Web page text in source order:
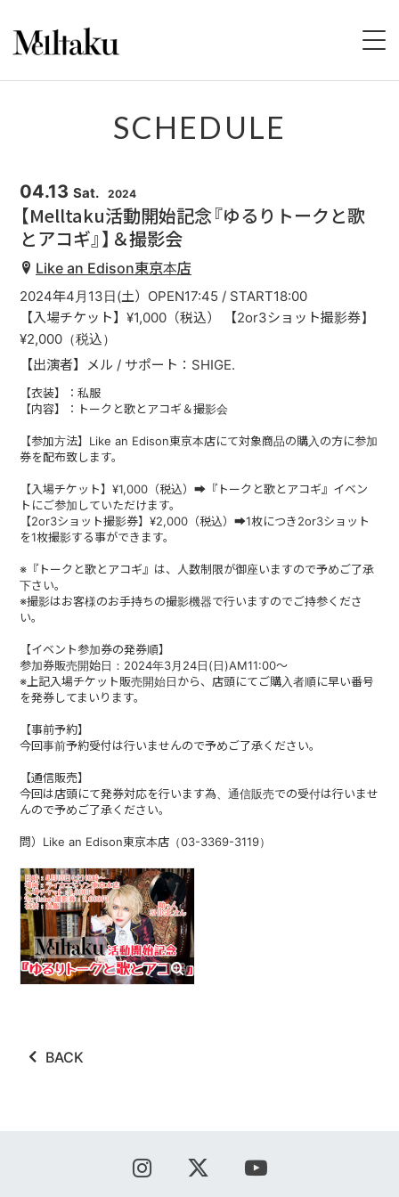
DISCOGRAPHY
VIDEO
SCHEDULE
04.13 Sat. 2024
【Melltaku活動開始記念『ゆるりトークと歌
とアコギ』】＆撮影会
Like an Edison東京本店
2024年4月13日(土）OPEN17:45 / START18:00
【入場チケット】¥1,000（税込） 【2or3ショット撮影券】
¥2,000（税込）
【出演者】メル / サポート：SHIGE.
【衣装】：私服
【内容】：トークと歌とアコギ＆撮影会
【参加方法】Like an Edison東京本店にて対象商品の購入の方に参加
券を配布致します。
【入場チケット】¥1,000（税込）➡『トークと歌とアコギ』イベン
トにご参加していただけます。
【2or3ショット撮影券】¥2,000（税込）➡1枚につき2or3ショット
を1枚撮影する事ができます。
※『トークと歌とアコギ』は、人数制限が御座いますので予めご了承
下さい。
※撮影はお客様のお手持ちの撮影機器で行いますのでご持参くださ
い。
【イベント参加券の発券順】
参加券販売開始日：2024年3月24日(日)AM11:00～
※上記入場チケット販売開始日から、店頭にてご購入者順に早い番号
を発券してまいります。
【事前予約】
今回事前予約受付は行いませんので予めご了承ください。
【通信販売】
今回は店頭にて発券対応を行います為、通信販売での受付は行いませ
んので予めご了承ください。
問）Like an Edison東京本店（03-3369-3119）
BACK